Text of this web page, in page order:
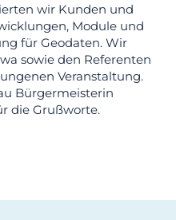
wir Kunden und
Module und
für Geodaten. Wir
sowie den Referenten
Veranstaltung.
Bürgermeisterin
die Grußworte.